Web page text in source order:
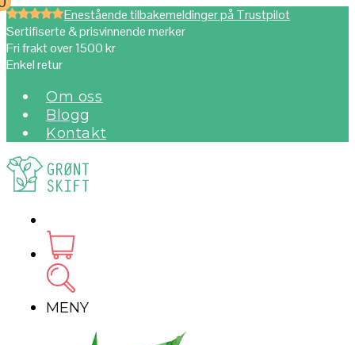
Enestående tilbakemeldinger på Trustpilot
Sertifiserte & prisvinnende merker
Fri frakt over 1500 kr
Enkel retur
Om oss
Blogg
Kontakt
MENY